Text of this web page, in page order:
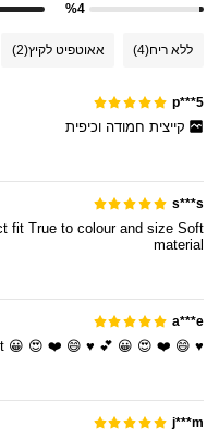
%4
ללא ריח(4) אאוטפיט לקיץ(2)
p***5
קייצית חמודה וכיפית
s***s
fit True to colour and size Soft
material
a***e
😀 😍 ❤️ 😄 ♥️ 💕 😀 😍 ❤️ 😄 ♥️
j***m